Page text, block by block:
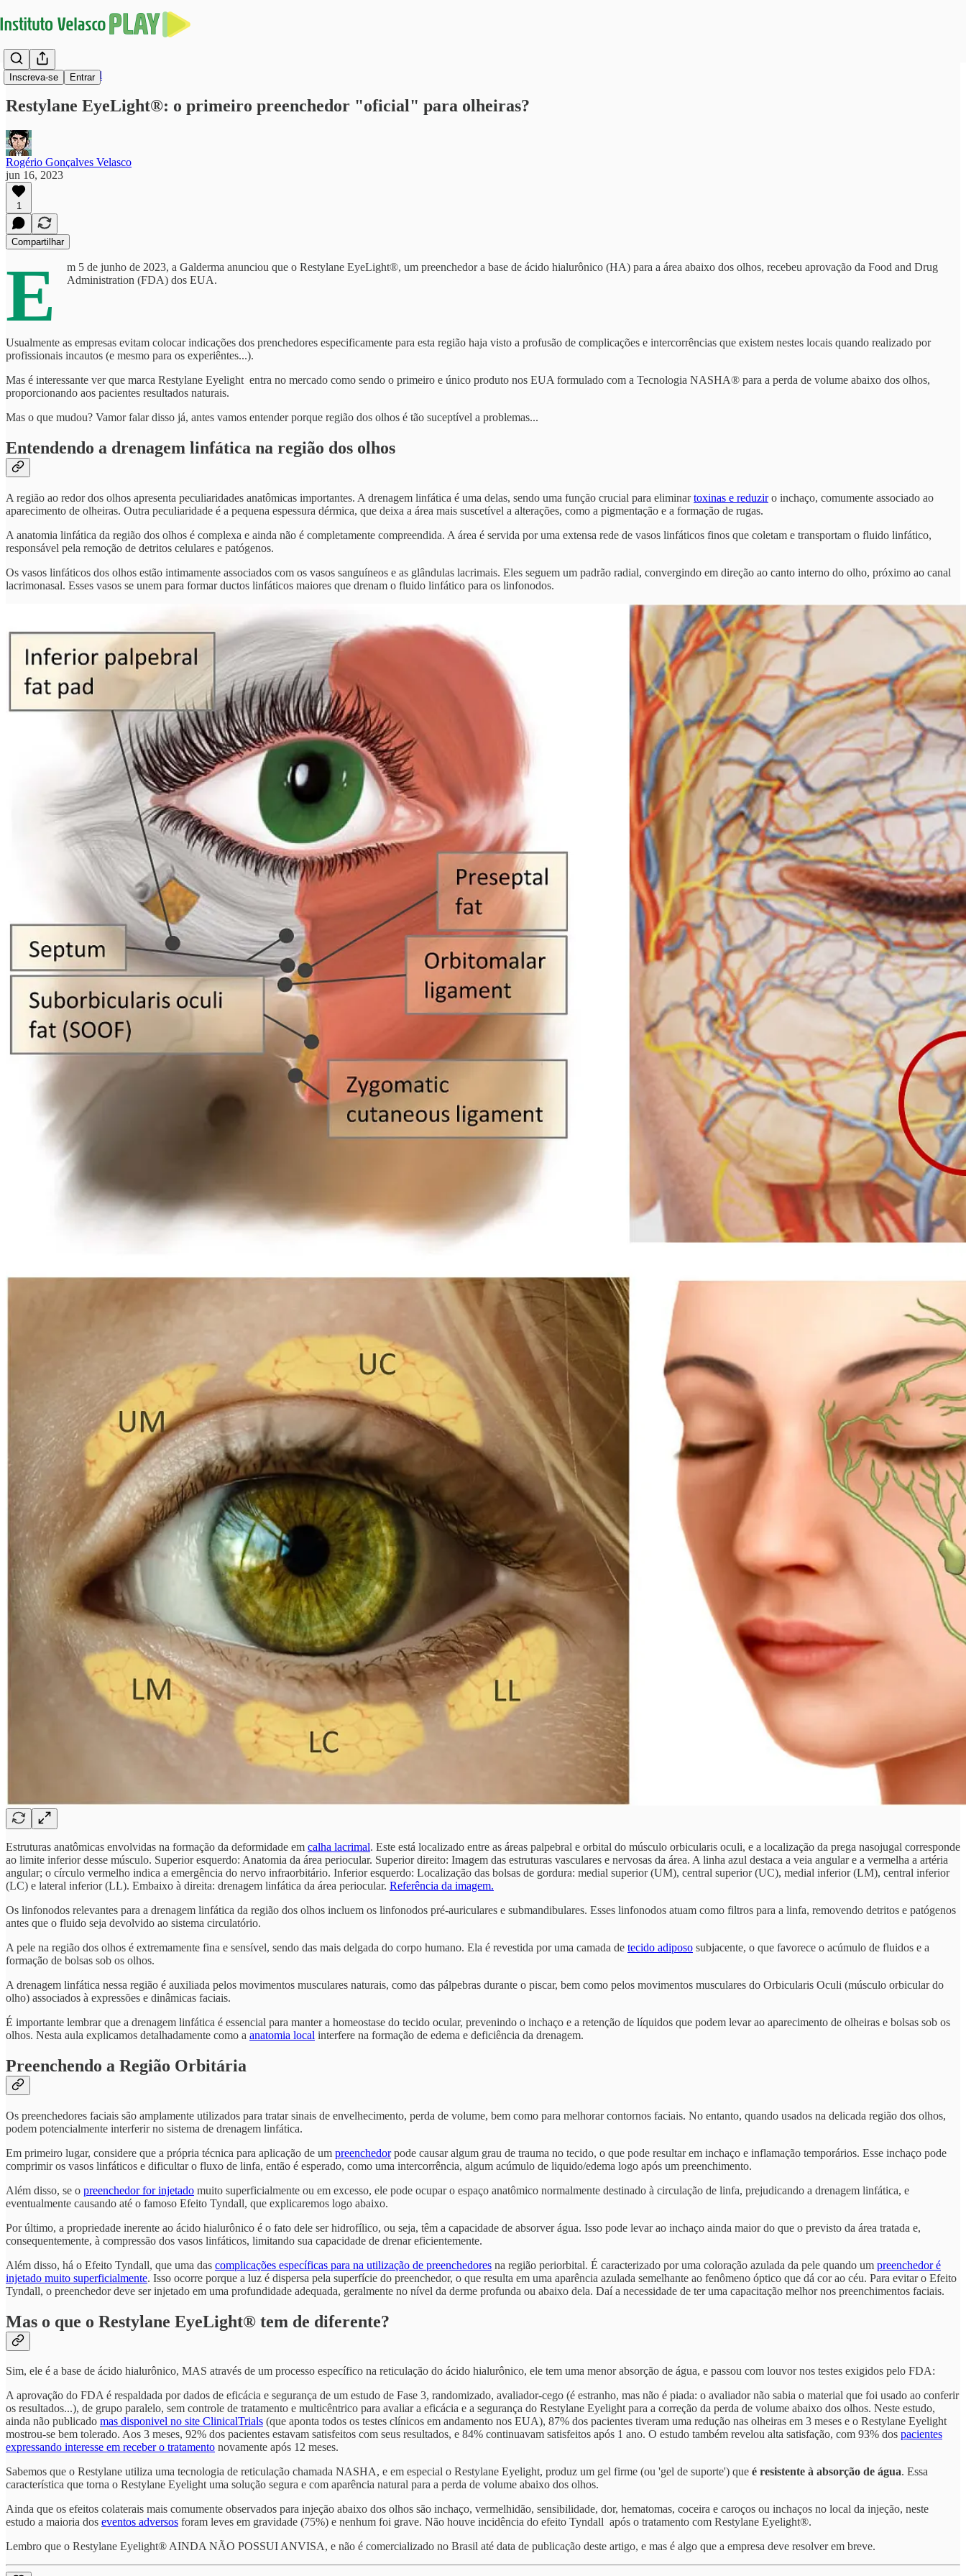
Inscreva-se Entrar
Harmonização Facial
Restylane EyeLight®: o primeiro preenchedor "oficial" para olheiras?
Rogério Gonçalves Velasco
jun 16, 2023
1
Compartilhar
E
m 5 de junho de 2023, a Galderma anunciou que o Restylane EyeLight®, um preenchedor a base de ácido hialurônico (HA) para a área abaixo dos olhos, recebeu aprovação da Food and Drug
Administration (FDA) dos EUA.
Usualmente as empresas evitam colocar indicações dos prenchedores especificamente para esta região haja visto a profusão de complicações e intercorrências que existem nestes locais quando realizado por
profissionais incautos (e mesmo para os experiêntes...).
Mas é interessante ver que marca Restylane Eyelight entra no mercado como sendo o primeiro e único produto nos EUA formulado com a Tecnologia NASHA® para a perda de volume abaixo dos olhos,
proporcionando aos pacientes resultados naturais.
Mas o que mudou? Vamor falar disso já, antes vamos entender porque região dos olhos é tão suceptível a problemas...
Entendendo a drenagem linfática na região dos olhos
A região ao redor dos olhos apresenta peculiaridades anatômicas importantes. A drenagem linfática é uma delas, sendo uma função crucial para eliminartoxinas e reduziro inchaço, comumente associado ao
aparecimento de olheiras. Outra peculiaridade é a pequena espessura dérmica, que deixa a área mais suscetível a alterações, como a pigmentação e a formação de rugas.
A anatomia linfática da região dos olhos é complexa e ainda não é completamente compreendida. A área é servida por uma extensa rede de vasos linfáticos finos que coletam e transportam o fluido linfático,
responsável pela remoção de detritos celulares e patógenos.
Os vasos linfáticos dos olhos estão intimamente associados com os vasos sanguíneos e as glândulas lacrimais. Eles seguem um padrão radial, convergindo em direção ao canto interno do olho, próximo ao canal
lacrimonasal. Esses vasos se unem para formar ductos linfáticos maiores que drenam o fluido linfático para os linfonodos.
Estruturas anatômicas envolvidas na formação da deformidade em calha lacrimal. Este está localizado entre as áreas palpebral e orbital do músculo orbicularis oculi, e a localização da prega nasojugal corresponde
ao limite inferior desse músculo. Superior esquerdo: Anatomia da área periocular. Superior direito: Imagem das estruturas vasculares e nervosas da área. A linha azul destaca a veia angular e a vermelha a artéria
angular; o círculo vermelho indica a emergência do nervo infraorbitário. Inferior esquerdo: Localização das bolsas de gordura: medial superior (UM), central superior (UC), medial inferior (LM), central inferior
(LC) e lateral inferior (LL). Embaixo à direita: drenagem linfática da área periocular. Referência da imagem.
Os linfonodos relevantes para a drenagem linfática da região dos olhos incluem os linfonodos pré-auriculares e submandibulares. Esses linfonodos atuam como filtros para a linfa, removendo detritos e patógenos
antes que o fluido seja devolvido ao sistema circulatório.
A pele na região dos olhos é extremamente fina e sensível, sendo das mais delgada do corpo humano. Ela é revestida por uma camada de tecido adiposo subjacente, o que favorece o acúmulo de fluidos e a
formação de bolsas sob os olhos.
A drenagem linfática nessa região é auxiliada pelos movimentos musculares naturais, como das pálpebras durante o piscar, bem como pelos movimentos musculares do Orbicularis Oculi (músculo orbicular do
olho) associados à expressões e dinâmicas faciais.
É importante lembrar que a drenagem linfática é essencial para manter a homeostase do tecido ocular, prevenindo o inchaço e a retenção de líquidos que podem levar ao aparecimento de olheiras e bolsas sob os
olhos. Nesta aula explicamos detalhadamente como a anatomia local interfere na formação de edema e deficiência da drenagem.
Preenchendo a Região Orbitária
Os preenchedores faciais são amplamente utilizados para tratar sinais de envelhecimento, perda de volume, bem como para melhorar contornos faciais. No entanto, quando usados na delicada região dos olhos,
podem potencialmente interferir no sistema de drenagem linfática.
Em primeiro lugar, considere que a própria técnica para aplicação de um preenchedorpode causar algum grau de trauma no tecido, o que pode resultar em inchaço e inflamação temporários. Esse inchaço pode
comprimir os vasos linfáticos e dificultar o fluxo de linfa, então é esperado, como uma intercorrência, algum acúmulo de liquido/edema logo após um preenchimento.
Além disso, se o preenchedor for injetado muito superficialmente ou em excesso, ele pode ocupar o espaço anatômico normalmente destinado à circulação de linfa, prejudicando a drenagem linfática, e
eventualmente causando até o famoso Efeito Tyndall, que explicaremos logo abaixo.
Por último, a propriedade inerente ao ácido hialurônico é o fato dele ser hidrofílico, ou seja, têm a capacidade de absorver água. Isso pode levar ao inchaço ainda maior do que o previsto da área tratada e,
consequentemente, à compressão dos vasos linfáticos, limitando sua capacidade de drenar eficientemente.
Além disso, há o Efeito Tyndall, que uma das complicações específicas para na utilização de preenchedores na região periorbital. É caracterizado por uma coloração azulada da pele quando um preenchedor é
injetado muito superficialmente. Isso ocorre porque a luz é dispersa pela superfície do preenchedor, o que resulta em uma aparência azulada semelhante ao fenômeno óptico que dá cor ao céu. Para evitar o Efeito
Tyndall, o preenchedor deve ser injetado em uma profundidade adequada, geralmente no nível da derme profunda ou abaixo dela. Daí a necessidade de ter uma capacitação melhor nos preenchimentos faciais.
Mas o que o Restylane EyeLight® tem de diferente?
Sim, ele é a base de ácido hialurônico, MAS através de um processo específico na reticulação do ácido hialurônico, ele tem uma menor absorção de água, e passou com louvor nos testes exigidos pelo FDA:
A aprovação do FDA é respaldada por dados de eficácia e segurança de um estudo de Fase 3, randomizado, avaliador-cego (é estranho, mas não é piada: o avaliador não sabia o material que foi usado ao conferir
os resultados...), de grupo paralelo, sem controle de tratamento e multicêntrico para avaliar a eficácia e a segurança do Restylane Eyelight para a correção da perda de volume abaixo dos olhos. Neste estudo,
ainda não publicado mas disponivel no site ClinicalTrials (que aponta todos os testes clínicos em andamento nos EUA), 87% dos pacientes tiveram uma redução nas olheiras em 3 meses e o Restylane Eyelight
mostrou-se bem tolerado. Aos 3 meses, 92% dos pacientes estavam satisfeitos com seus resultados, e 84% continuavam satisfeitos após 1 ano. O estudo também revelou alta satisfação, com 93% dos pacientes
expressando interesse em receber o tratamento novamente após 12 meses.
Sabemos que o Restylane utiliza uma tecnologia de reticulação chamada NASHA, e em especial o Restylane Eyelight, produz um gel firme (ou 'gel de suporte') que é resistente à absorção de água. Essa
característica que torna o Restylane Eyelight uma solução segura e com aparência natural para a perda de volume abaixo dos olhos.
Ainda que os efeitos colaterais mais comumente observados para injeção abaixo dos olhos são inchaço, vermelhidão, sensibilidade, dor, hematomas, coceira e caroços ou inchaços no local da injeção, neste
estudo a maioria dos eventos adversos foram leves em gravidade (75%) e nenhum foi grave. Não houve incidência do efeito Tyndall após o tratamento com Restylane Eyelight®.
Lembro que o Restylane Eyelight® AINDA NÃO POSSUI ANVISA, e não é comercializado no Brasil até data de publicação deste artigo, e mas é algo que a empresa deve resolver em breve.